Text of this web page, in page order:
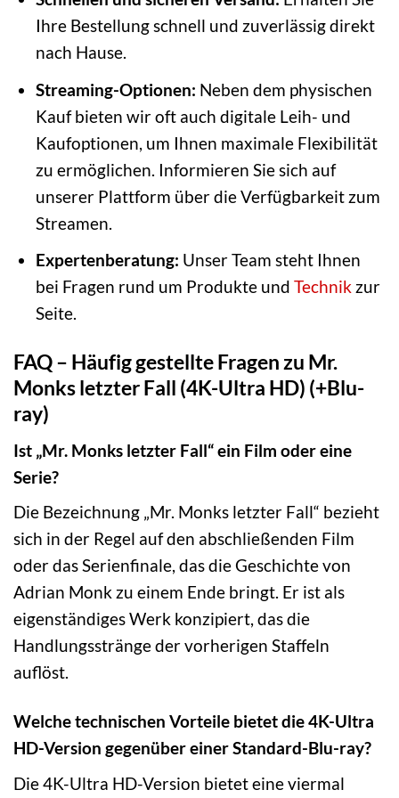
Ihre Bestellung schnell und zuverlässig direkt
nach Hause.
Streaming-Optionen: Neben dem physischen
Kauf bieten wir oft auch digitale Leih- und
Kaufoptionen, um Ihnen maximale Flexibilität
zu ermöglichen. Informieren Sie sich auf
unserer Plattform über die Verfügbarkeit zum
Streamen.
Expertenberatung: Unser Team steht Ihnen
bei Fragen rund um Produkte und Technikzur
Seite.
FAQ – Häufig gestellte Fragen zu Mr.
Monks letzter Fall (4K-Ultra HD) (+Blu-
ray)
Ist „Mr. Monks letzter Fall“ ein Film oder eine
Serie?
Die Bezeichnung „Mr. Monks letzter Fall“ bezieht
sich in der Regel auf den abschließenden Film
oder das Serienfinale, das die Geschichte von
Adrian Monk zu einem Ende bringt. Er ist als
eigenständiges Werk konzipiert, das die
Handlungsstränge der vorherigen Staffeln
auflöst.
Welche technischen Vorteile bietet die 4K-Ultra
HD-Version gegenüber einer Standard-Blu-ray?
Die 4K-Ultra HD-Version bietet eine viermal